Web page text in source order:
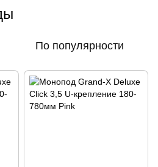
По популярности